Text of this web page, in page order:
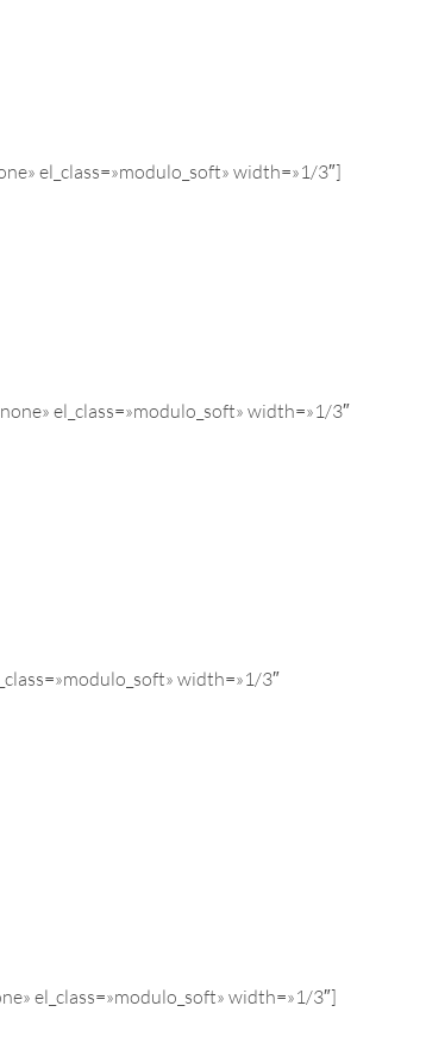
el_class=»modulo_soft» width=»1/3″]
el_class=»modulo_soft» width=»1/3″
width=»1/3″
el_class=»modulo_soft» width=»1/3″]